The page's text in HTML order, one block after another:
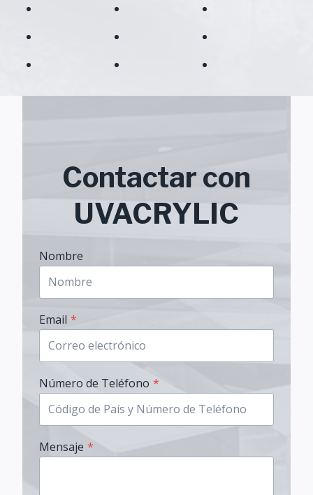
Contactar con
UVACRYLIC
Nombre
Email *
Número de Teléfono *
Mensaje *